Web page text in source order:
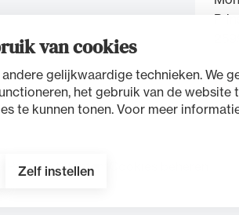
van cookies
gelijkwaardige technieken. We
het gebruik van de website
te kunnen tonen. Voor meer
Zelf instellen
Privacystatement